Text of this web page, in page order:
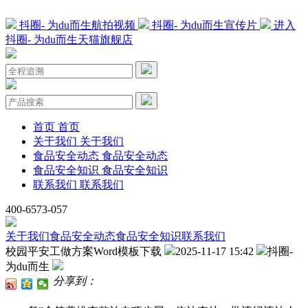
抖圈- 为du而生航拍视频 抖圈- 为du而生宣传片
进入
抖圈- 为du而生天猫旗舰店
首页 首页
关于我们 关于我们
食品安全动态 食品安全动态
食品安全知识 食品安全知识
联系我们 联系我们
400-6573-057
关于我们食品安全动态食品安全知识联系我们
校园平安工做方案Word模板下载
2025-11-17 15:42
抖圈-
为du而生
分享到：